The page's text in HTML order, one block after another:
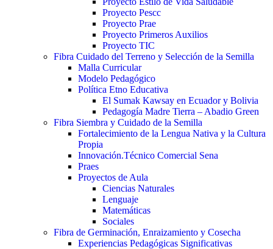
Proyecto Pescc
Proyecto Prae
Proyecto Primeros Auxilios
Proyecto TIC
Fibra Cuidado del Terreno y Selección de la Semilla
Malla Curricular
Modelo Pedagógico
Política Etno Educativa
El Sumak Kawsay en Ecuador y Bolivia
Pedagogía Madre Tierra – Abadio Green
Fibra Siembra y Cuidado de la Semilla
Fortalecimiento de la Lengua Nativa y la Cultura
Propia
Innovación.Técnico Comercial Sena
Praes
Proyectos de Aula
Ciencias Naturales
Lenguaje
Matemáticas
Sociales
Fibra de Germinación, Enraizamiento y Cosecha
Experiencias Pedagógicas Significativas